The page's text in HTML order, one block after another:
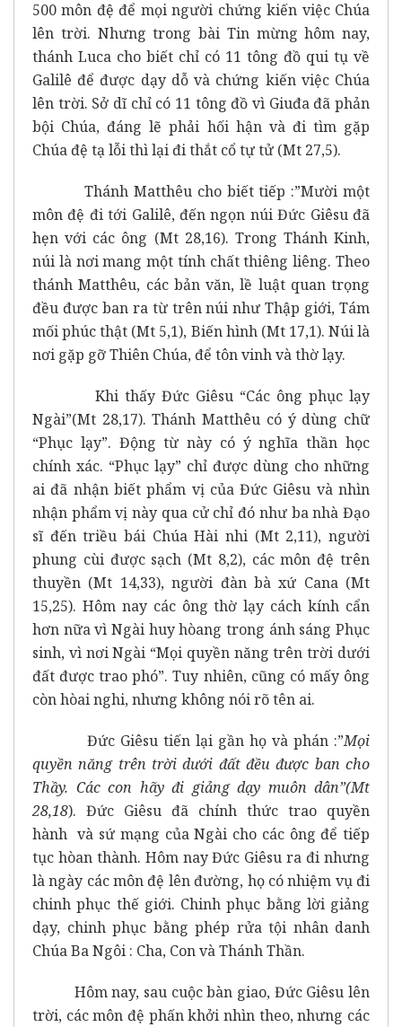
500 môn đệ để mọi người chứng kiến việc Chúa
lên trời. Nhưng trong bài Tin mừng hôm nay,
thánh Luca cho biết chỉ có 11 tông đồ qui tụ về
Galilê để được dạy dỗ và chứng kiến việc Chúa
lên trời. Sở dĩ chỉ có 11 tông đồ vì Giuđa đã phản
bội Chúa, đáng lẽ phải hối hận và đi tìm gặp
Chúa đệ tạ lỗi thì lại đi thắt cổ tự tử (Mt 27,5).
Thánh Matthêu cho biết tiếp :”Mười một
môn đệ đi tới Galilê, đến ngọn núi Đức Giêsu đã
hẹn với các ông (Mt 28,16). Trong Thánh Kinh,
núi là nơi mang một tính chất thiêng liêng. Theo
thánh Matthêu, các bản văn, lề luật quan trọng
đều được ban ra từ trên núi như Thập giới, Tám
mối phúc thật (Mt 5,1), Biến hình (Mt 17,1). Núi là
nơi gặp gỡ Thiên Chúa, để tôn vinh và thờ lạy.
Khi thấy Đức Giêsu “Các ông phục lạy
Ngài”(Mt 28,17). Thánh Matthêu có ý dùng chữ
“Phục lạy”. Động từ này có ý nghĩa thần học
chính xác. “Phục lạy” chỉ được dùng cho những
ai đã nhận biết phẩm vị của Đức Giêsu và nhìn
nhận phẩm vị này qua cử chỉ đó như ba nhà Đạo
sĩ đến triều bái Chúa Hài nhi (Mt 2,11), người
phung cùi được sạch (Mt 8,2), các môn đệ trên
thuyền (Mt 14,33), người đàn bà xứ Cana (Mt
15,25). Hôm nay các ông thờ lạy cách kính cẩn
hơn nữa vì Ngài huy hòang trong ánh sáng Phục
sinh, vì nơi Ngài “Mọi quyền năng trên trời dưới
đất được trao phó”. Tuy nhiên, cũng có mấy ông
còn hòai nghi, nhưng không nói rõ tên ai.
Đức Giêsu tiến lại gần họ và phán :”Mọi
quyền năng trên trời dưới đất đều được ban cho
Thầy. Các con hãy đi giảng dạy muôn dân”(Mt
28,18). Đức Giêsu đã chính thức trao quyền
hành và sứ mạng của Ngài cho các ông để tiếp
tục hòan thành. Hôm nay Đức Giêsu ra đi nhưng
là ngày các môn đệ lên đường, họ có nhiệm vụ đi
chinh phục thế giới. Chinh phục bằng lời giảng
dạy, chinh phục bằng phép rửa tội nhân danh
Chúa Ba Ngôi : Cha, Con và Thánh Thần.
Hôm nay, sau cuộc bàn giao, Đức Giêsu lên
trời, các môn đệ phấn khởi nhìn theo, nhưng các